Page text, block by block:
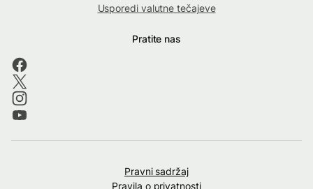
Usporedi valutne tečajeve
Pratite nas
Pravni sadržaj
Pravila o privatnosti